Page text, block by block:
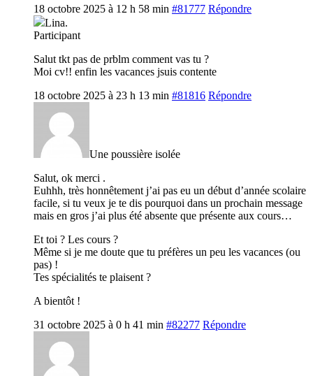
18 octobre 2025 à 12 h 58 min #81777 Répondre
Lina.
Participant
Salut tkt pas de prblm comment vas tu ?
Moi cv!! enfin les vacances jsuis contente
18 octobre 2025 à 23 h 13 min #81816 Répondre
Une poussière isolée
Salut, ok merci .
Euhhh, très honnêtement j’ai pas eu un début d’année scolaire
facile, si tu veux je te dis pourquoi dans un prochain message
mais en gros j’ai plus été absente que présente aux cours…
Et toi ? Les cours ?
Même si je me doute que tu préfères un peu les vacances (ou
pas) !
Tes spécialités te plaisent ?
A bientôt !
31 octobre 2025 à 0 h 41 min #82277 Répondre